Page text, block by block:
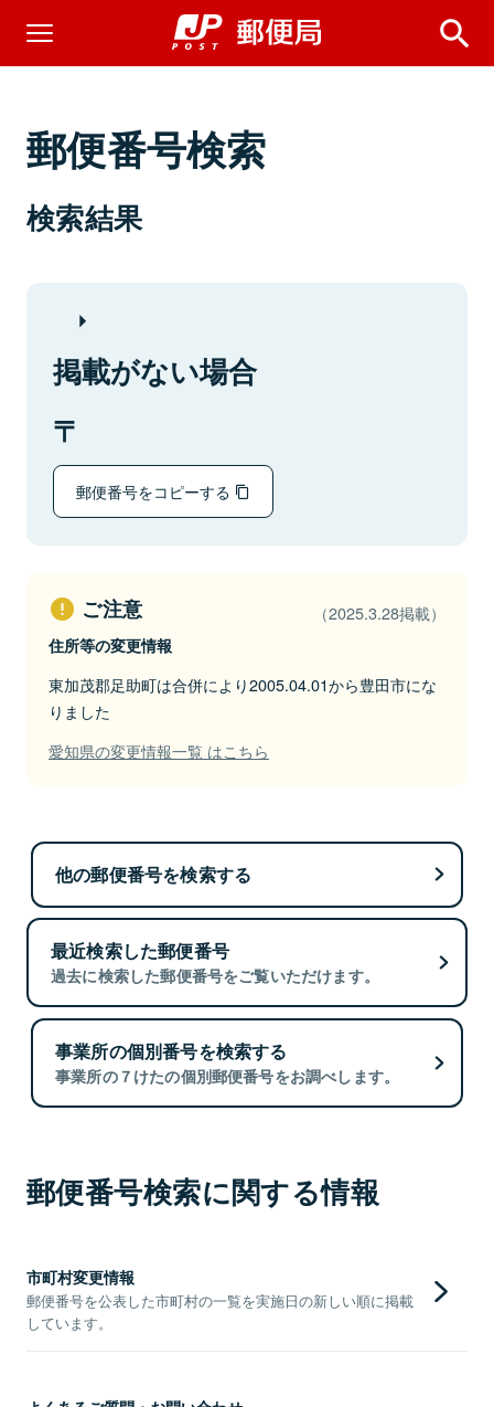
郵便番号検索
検索結果
掲載がない場合
郵便番号をコピーする
ご注意 （2025.3.28掲載）
住所等の変更情報
東加茂郡足助町は合併により2005.04.01から豊田市にな
りました
愛知県の変更情報一覧 はこちら
他の郵便番号を検索する
最近検索した郵便番号
過去に検索した郵便番号をご覧いただけます。
事業所の個別番号を検索する
事業所の７けたの個別郵便番号をお調べします。
郵便番号検索に関する情報
市町村変更情報
郵便番号を公表した市町村の一覧を実施日の新しい順に掲載
しています。